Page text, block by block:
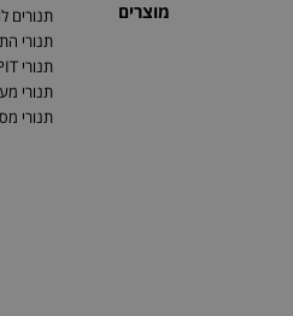
מוצרים
תנורים
תנורי
תנורי PIT
תנורי
תנורי